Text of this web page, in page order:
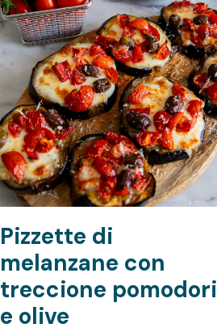
Pizzette di
melanzane con
treccione pomodori
e olive